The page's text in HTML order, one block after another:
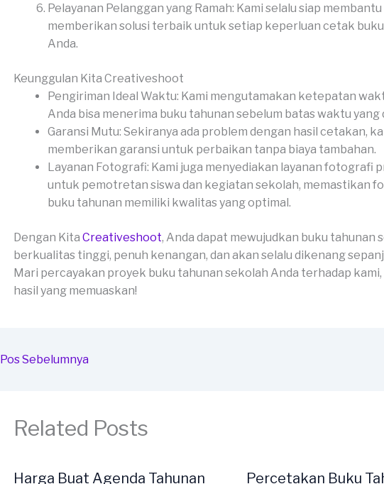
Pelayanan Pelanggan yang Ramah: Kami selalu siap membantu
memberikan solusi terbaik untuk setiap keperluan cetak
Anda.
Keunggulan Kita Creativeshoot
Pengiriman Ideal Waktu: Kami mengutamakan ketepatan
Anda bisa menerima buku tahunan sebelum batas waktu
Garansi Mutu: Sekiranya ada problem dengan hasil cetakan,
memberikan garansi untuk perbaikan tanpa biaya tambahan.
Layanan Fotografi: Kami juga menyediakan layanan fotografi
untuk pemotretan siswa dan kegiatan sekolah, memastikan
buku tahunan memiliki kwalitas yang optimal.
Dengan Kita Creativeshoot, Anda dapat mewujudkan buku tahunan
berkualitas tinggi, penuh kenangan, dan akan selalu dikenang
Mari percayakan proyek buku tahunan sekolah Anda terhadap
hasil yang memuaskan!
Pos Sebelumnya
Related Posts
Harga Buat Agenda Tahunan Percetakan Buku